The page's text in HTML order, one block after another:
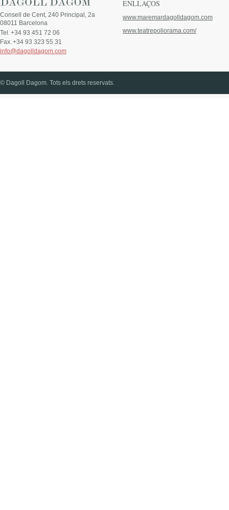
Consell de Cent, 240 Principal, 2a
08011 Barcelona
Tel.+34 93 451 72 06
Fax.+34 93 323 55 31
info@dagolldagom.com
ENLLAÇOS
www.maremardagolldagom.com
www.teatrepoliorama.com/
© Dagoll Dagom. Tots els drets reservats.